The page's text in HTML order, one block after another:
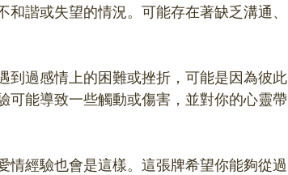
諧或失望的情況。可能存在著缺乏溝通、
到過感情上的困難或挫折，可能是因為彼此
可能導致一些觸動或傷害，並對你的心靈帶
經驗也會是這樣。這張牌希望你能夠從過